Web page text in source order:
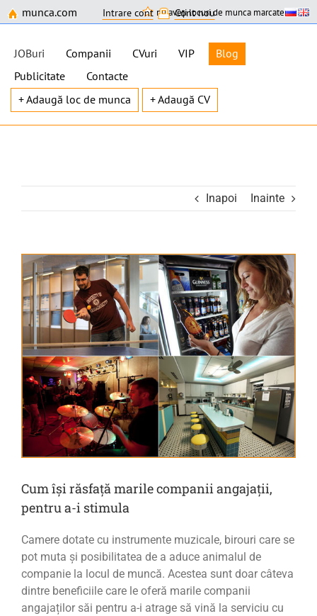
munca.com Intrare cont Cont nou
nu aveți locuri de munca marcate
JOBuri Companii CVuri VIP
Blog
Publicitate
Contacte
+ Adaugă loc de munca
+ Adaugă CV
content
Inapoi Inainte
View
Larger
Image
Cum își răsfață marile companii angajații,
pentru a-i stimula
Camere dotate cu instrumente muzicale, birouri care se
pot muta și posibilitatea de a aduce animalul de
companie la locul de muncă. Acestea sunt doar câteva
dintre beneficiile care le oferă marile companii
angajaților săi pentru a-i atrage să vină la serviciu cu